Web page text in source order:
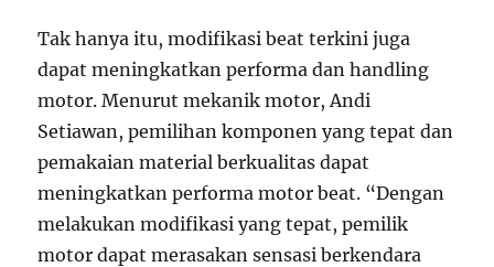
Tak hanya itu, modifikasi beat terkini juga
dapat meningkatkan performa dan handling
motor. Menurut mekanik motor, Andi
Setiawan, pemilihan komponen yang tepat dan
pemakaian material berkualitas dapat
meningkatkan performa motor beat. “Dengan
melakukan modifikasi yang tepat, pemilik
motor dapat merasakan sensasi berkendara